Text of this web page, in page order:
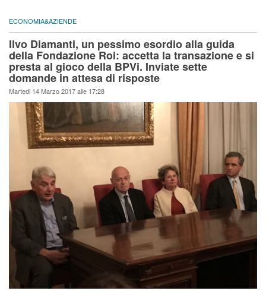
ECONOMIA&AZIENDE
Ilvo Diamanti, un pessimo esordio alla guida
della Fondazione Roi: accetta la transazione e si
presta al gioco della BPVi. Inviate sette
domande in attesa di risposte
Martedi 14 Marzo 2017 alle 17:28